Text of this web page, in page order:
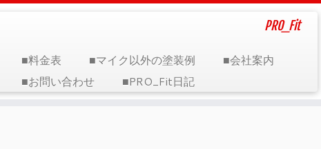
PRO_Fit
■料金表 ■マイク以外の塗装例
■会社案内
■お問い合わせ
■PRO_Fit日記